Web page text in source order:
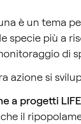
è un tema
specie più a
di
azione si
a progetti LIFE
il